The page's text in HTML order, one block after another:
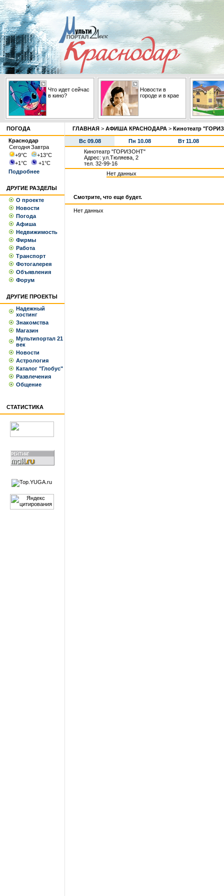
Что идет сейчас
в кино?
Новости в
городе и в крае
ПОГОДА
Краснодар
СегодняЗавтра
+9°С +13°С
+1°С +1°С
Подробнее
ДРУГИЕ РАЗДЕЛЫ
О проекте
Новости
Погода
Афиша
Недвижимость
Фирмы
Работа
Транспорт
Фотогалерея
Объявления
Форум
ДРУГИЕ ПРОЕКТЫ
Надежный
хостинг
Знакомства
Магазин
Мультипортал 21
век
Новости
Астрология
Каталог "Глобус"
Развлечения
Общение
СТАТИСТИКА
ГЛАВНАЯ > АФИША КРАСНОДАРА > Кинотеатр
Вс 09.08 Пн 10.08
Вт 11.08
Кинотеатр "ГОРИЗОНТ"
Адрес: ул.Тюляева, 2
тел. 32-99-16
Нет данных
Смотрите, что еще будет.
Нет данных